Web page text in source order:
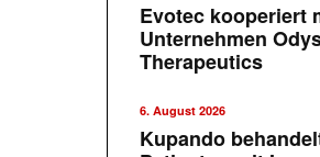
Evotec kooperiert
Unternehmen
Therapeutics
6. August 2026
Kupando